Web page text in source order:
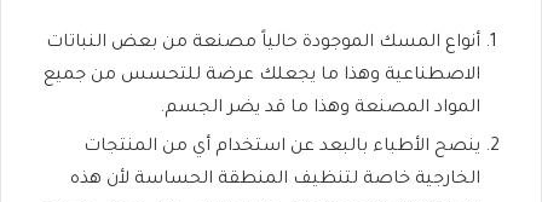
أنواع المسك الموجودة حالياً مصنعة من بعض النباتات
الاصطناعية وهذا ما يجعلك عرضة للتحسس من جميع
المواد المصنعة وهذا ما قد يضر الجسم.
ينصح الأطباء بالبعد عن استخدام أي من المنتجات
الخارجية خاصة لتنظيف المنطقة الحساسة لأن هذه